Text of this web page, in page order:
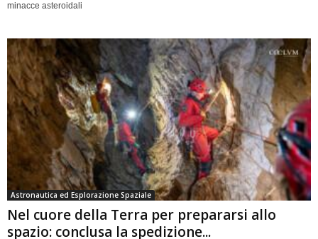
minacce asteroidali
Astronautica ed Esplorazione Spaziale
Nel cuore della Terra per prepararsi allo
spazio: conclusa la spedizione...